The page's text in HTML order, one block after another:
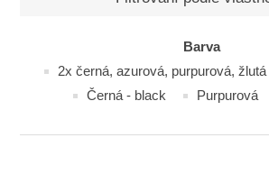
Barva
2x černá, azurová, purpurová, žlutá
Černá - black
Purpurová